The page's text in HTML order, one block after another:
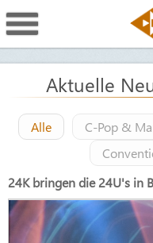
Aktuelle
Alle C-Pop &
24K bringen die 24U's in